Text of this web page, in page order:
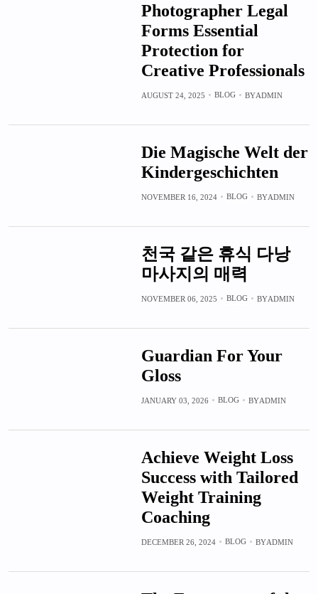
Photographer Legal
Forms Essential
Protection for
Creative Professionals
AUGUST 24, 2025 BLOG BYADMIN
Die Magische Welt der
Kindergeschichten
NOVEMBER 16, 2024 BLOG BYADMIN
천국 같은 휴식 다낭
마사지의 매력
NOVEMBER 06, 2025 BLOG BYADMIN
Guardian For Your
Gloss
JANUARY 03, 2026 BLOG BYADMIN
Achieve Weight Loss
Success with Tailored
Weight Training
Coaching
DECEMBER 26, 2024 BLOG BYADMIN